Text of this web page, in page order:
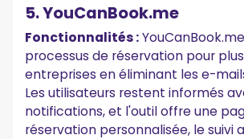
5. YouCanBook.me
Fonctionnalités :
processus de réservation pour
entreprises en éliminant les e-
Les utilisateurs restent informés
notifications, et l'outil offre une
réservation personnalisée, le suivi